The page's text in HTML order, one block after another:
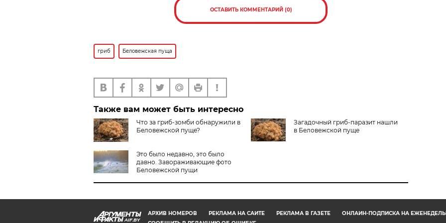
ОСТАВИТЬ КОММЕНТАРИЙ (0)
гриб Беловежская пуща
Также вам может быть интересно
Что за гриб-зомби обнаружили в
Беловежской пуще?
Загадочный гриб-паразит нашли
в Беловежской пуще
Это было недавно, это было
давно. Завораживающие фото
Беловежской пущи
AIF.BY
АРХИВ НОМЕРОВ РЕКЛАМА НА САЙТЕ РЕКЛАМА В ГАЗЕТЕ
ОНЛАЙН-ПОДПИСКА НА